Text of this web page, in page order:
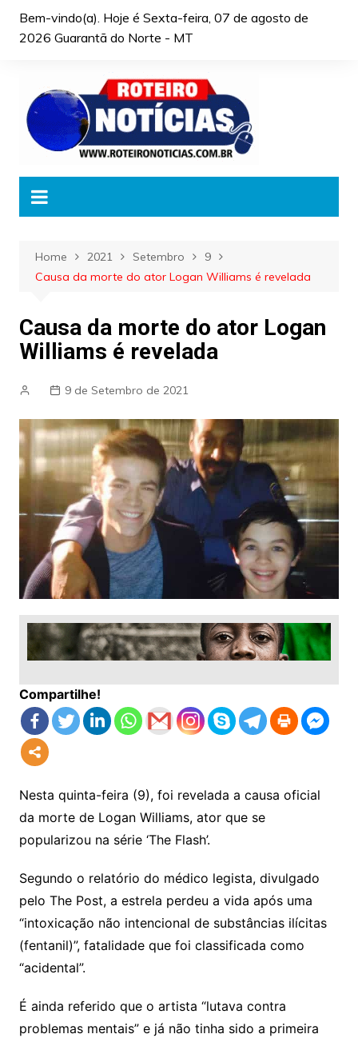
Bem-vindo(a). Hoje é Sexta-feira, 07 de agosto de
2026 Guarantã do Norte - MT
Home 2021 Setembro
9
Causa da morte do ator Logan Williams é revelada
Causa da morte do ator Logan
Williams é revelada
9 de Setembro de 2021
Compartilhe!
Nesta quinta-feira (9), foi revelada a causa oficial
da morte de Logan Williams, ator que se
popularizou na série ‘The Flash’.
Segundo o relatório do médico legista, divulgado
pelo The Post, a estrela perdeu a vida após uma
“intoxicação não intencional de substâncias ilícitas
(fentanil)”, fatalidade que foi classificada como
“acidental”.
É ainda referido que o artista “lutava contra
problemas mentais” e já não tinha sido a primeira